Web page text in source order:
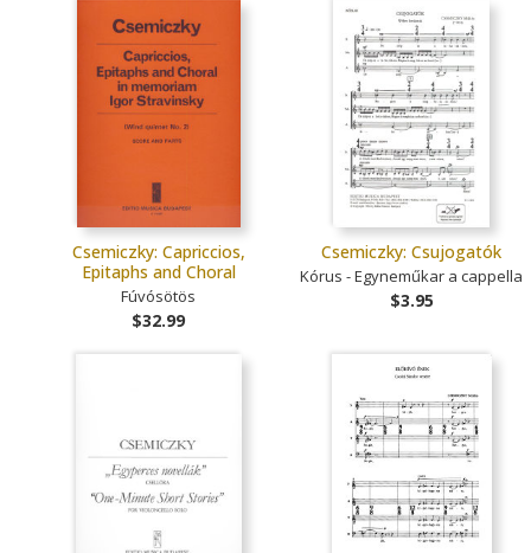
Csemiczky: Capriccios,
Epitaphs and Choral
Fúvósötös
$32.99
Csemiczky: Csujogatók
Kórus - Egyneműkar a cappella
$3.95